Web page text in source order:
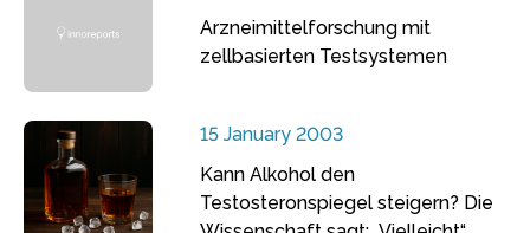
Arzneimittelforschung mit
zellbasierten Testsystemen
15 January 2003
Kann Alkohol den
Testosteronspiegel steigern? Die